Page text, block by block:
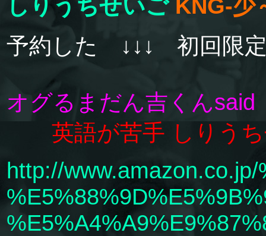
しりうちせいご KNG-少
予約した ↓↓↓ 初回限定
オグるまだん吉くんsaid
英語が苦手 しりう
http://